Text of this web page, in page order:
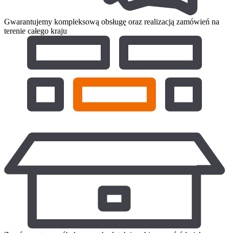
Gwarantujemy kompleksową obsługę oraz realizacją zamówień na
terenie całego kraju